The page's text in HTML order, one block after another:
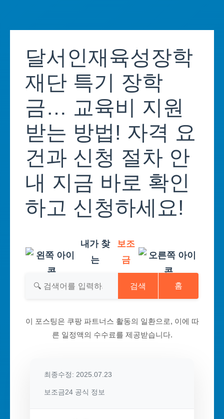
content달서인재육성장학
재단 특기 장학
금… 교육비 지원
받는 방법! 자격 요
건과 신청 절차 안
내 지금 바로 확인
하고 신청하세요!
내가 찾
는
보조
금
검색 홈
이 포스팅은 쿠팡 파트너스 활동의 일환으로, 이에 따
른 일정액의 수수료를 제공받습니다.
최종수정: 2025.07.23
보조금24 공식 정보